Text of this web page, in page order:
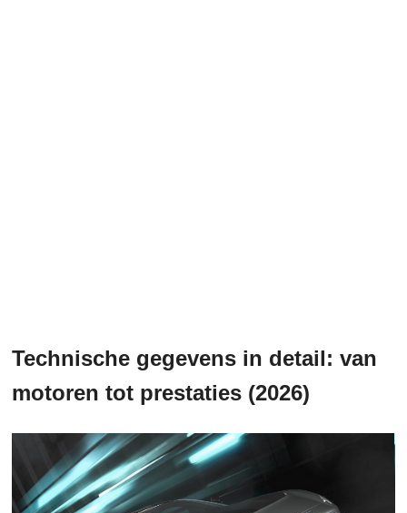
Technische gegevens in detail: van
motoren tot prestaties (2026)